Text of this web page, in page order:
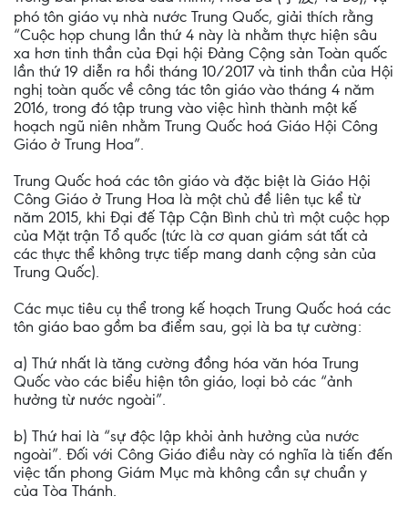
phó tôn giáo vụ nhà nước Trung Quốc, giải thích rằng
“Cuộc họp chung lần thứ 4 này là nhằm thực hiện sâu
xa hơn tinh thần của Đại hội Đảng Cộng sản Toàn quốc
lần thứ 19 diễn ra hồi tháng 10/2017 và tinh thần của Hội
nghị toàn quốc về công tác tôn giáo vào tháng 4 năm
2016, trong đó tập trung vào việc hình thành một kế
hoạch ngũ niên nhằm Trung Quốc hoá Giáo Hội Công
Giáo ở Trung Hoa”.
Trung Quốc hoá các tôn giáo và đặc biệt là Giáo Hội
Công Giáo ở Trung Hoa là một chủ đề liên tục kể từ
năm 2015, khi Đại đế Tập Cận Bình chủ trì một cuộc họp
của Mặt trận Tổ quốc (tức là cơ quan giám sát tất cả
các thực thể không trực tiếp mang danh cộng sản của
Trung Quốc).
Các mục tiêu cụ thể trong kế hoạch Trung Quốc hoá các
tôn giáo bao gồm ba điểm sau, gọi là ba tự cường:
a) Thứ nhất là tăng cường đồng hóa văn hóa Trung
Quốc vào các biểu hiện tôn giáo, loại bỏ các “ảnh
hưởng từ nước ngoài”.
b) Thứ hai là “sự độc lập khỏi ảnh hưởng của nước
ngoài”. Đối với Công Giáo điều này có nghĩa là tiến đến
việc tấn phong Giám Mục mà không cần sự chuẩn y
của Tòa Thánh.